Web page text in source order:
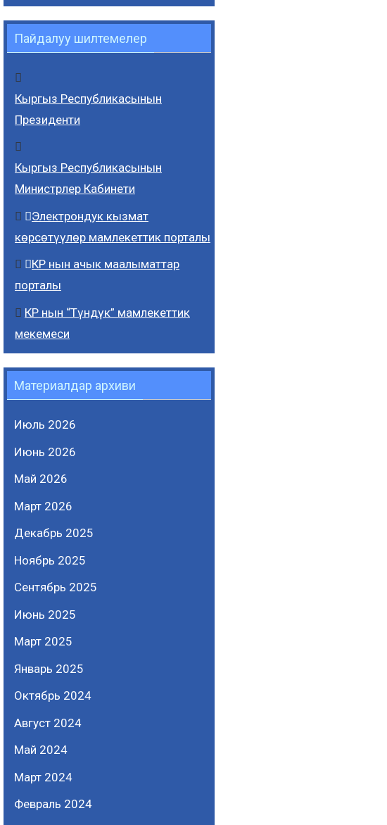
Пайдалуу шилтемелер
Кыргыз Республикасынын
Президенти
Кыргыз Республикасынын
Министрлер Кабинети
Электрондук кызмат
көрсөтүүлөр мамлекеттик порталы
КР нын ачык маалыматтар
порталы
КР нын “Түндүк” мамлекеттик
мекемеси
Материалдар архиви
Июль 2026
Июнь 2026
Май 2026
Март 2026
Декабрь 2025
Ноябрь 2025
Сентябрь 2025
Июнь 2025
Март 2025
Январь 2025
Октябрь 2024
Август 2024
Май 2024
Март 2024
Февраль 2024